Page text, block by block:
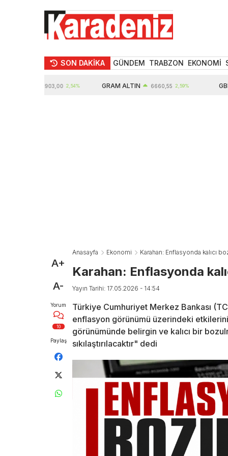
SON DAKİKA GÜNDEM TRABZON EKONOMİ
10903,00 2,54% GRAM ALTIN 6660,55 2,59%
A+
A-
Yorum
10
Paylaş
Anasayfa Ekonomi Karahan: Enflasyonda kalıcı
Karahan: Enflasyonda
Yayın Tarihi: 17.05.2026 - 14:54
Türkiye Cumhuriyet Merkez Bankası
enflasyon görünümü üzerindeki
görünümünde belirgin ve kalıcı bir
sıkılaştırılacaktır" dedi